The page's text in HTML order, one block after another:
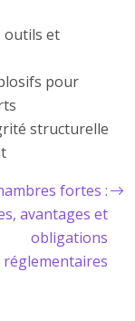
outils et
pour
structurelle
fortes :
avantages et
obligations
réglementaires